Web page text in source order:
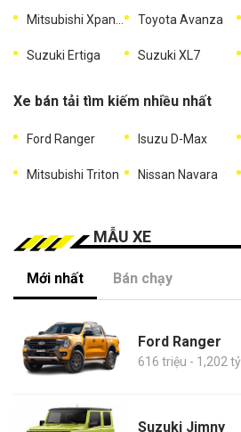
Toyota Avanza
Suzuki Ertiga Suzuki XL7
Xe bán tải tìm kiếm nhiều nhất
Ford Ranger Isuzu D-Max
Mitsubishi Triton Nissan Navara
MẪU XE
Mới nhất Bán chạy
Ford Ranger
616 triệu - 1,202 tỷ
Suzuki Jimny